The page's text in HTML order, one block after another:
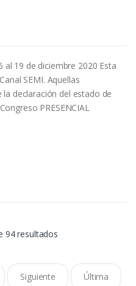
al 19 de diciembre 2020 Esta
SEMI. Aquellas
declaración del estado de
PRESENCIAL
94 resultados
Siguiente Última